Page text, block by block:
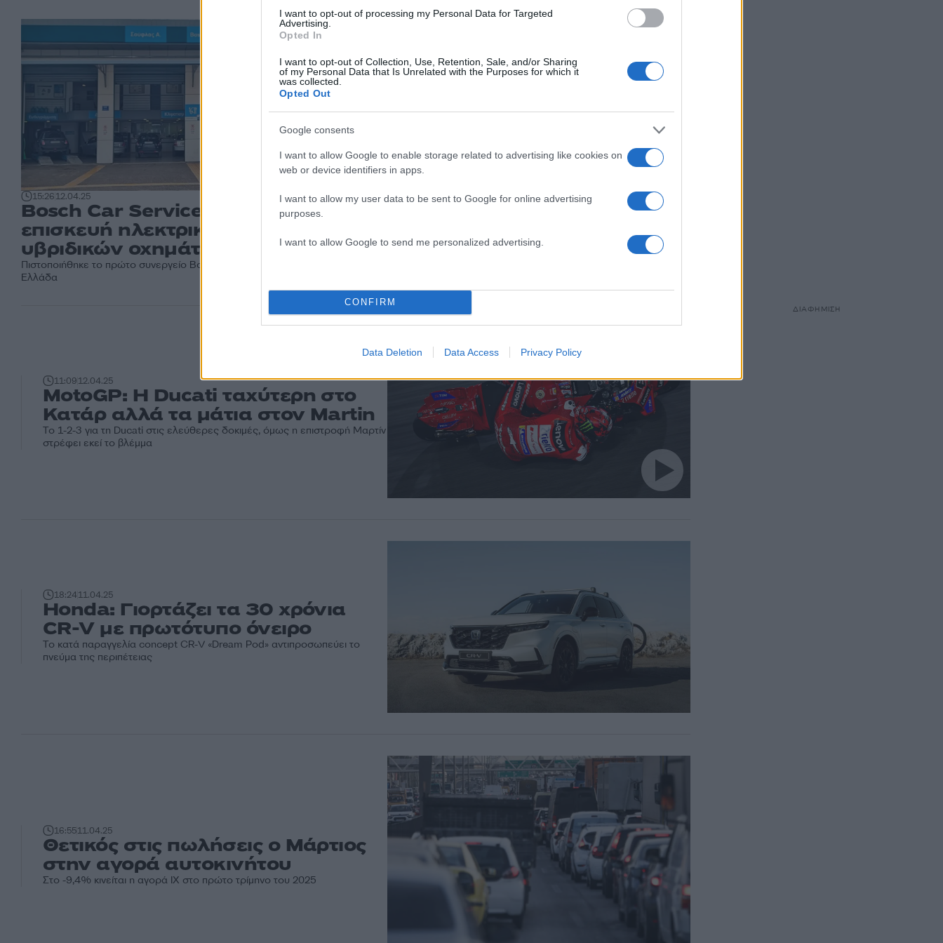
I want to opt-out of processing my Personal Data for Targeted
Advertising.
Opted In
I want to opt-out of Collection, Use, Retention, Sale, and/or Sharing
of my Personal Data that Is Unrelated with the Purposes for which it
was collected.
Opted Out
Google consents
I want to allow Google to enable storage related to advertising like cookies on
web or device identifiers in apps.
I want to allow my user data to be sent to Google for online advertising
purposes.
I want to allow Google to send me personalized advertising.
CONFIRM
Data Deletion Data Access Privacy Policy
15:2612.04.25
Bosch Car Service για
επισκευή ηλεκτρικών και
υβριδικών οχημάτων
Πιστοποιήθηκε το πρώτο συνεργείο Bosch Car Service στην
Ελλάδα
11:5112.04.25
Formula 1: Σήμερα οι δοκιμές
κατάταξης για το Grand Prix
του Μπαχρέιν
11:0912.04.25
MotoGP: Η Ducati ταχύτερη στο
Κατάρ αλλά τα μάτια στον Martin
Το 1-2-3 για τη Ducati στις ελεύθερες δοκιμές, όμως η επιστροφή Μαρτίν
στρέφει εκεί το βλέμμα
18:2411.04.25
Honda: Γιορτάζει τα 30 χρόνια
CR-V με πρωτότυπο όνειρο
Το κατά παραγγελία concept CR-V «Dream Pod» αντιπροσωπεύει το
πνεύμα της περιπέτειας
16:5511.04.25
Θετικός στις πωλήσεις ο Μάρτιος
στην αγορά αυτοκινήτου
Στο -9,4% κινείται η αγορά ΙΧ στο πρώτο τρίμηνο του 2025
ΔΙΑΦΗΜΙΣΗ